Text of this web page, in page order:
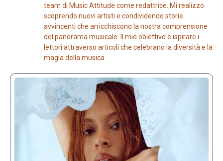
team di Music Attitude come redattrice. Mi realizzo
scoprendo nuovi artisti e condividendo storie
avvincenti che arricchiscono la nostra comprensione
del panorama musicale. Il mio obiettivo è ispirare i
lettori attraverso articoli che celebrano la diversità e la
magia della musica.